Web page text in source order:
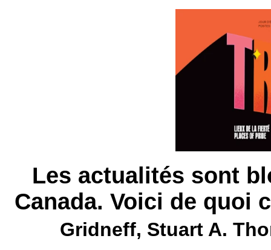
Les actualités sont
Canada. Voici de quoi
Gridneff, Stuart A.